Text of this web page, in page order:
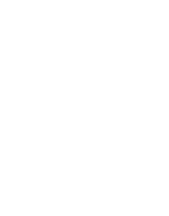
100 S&S BVM6